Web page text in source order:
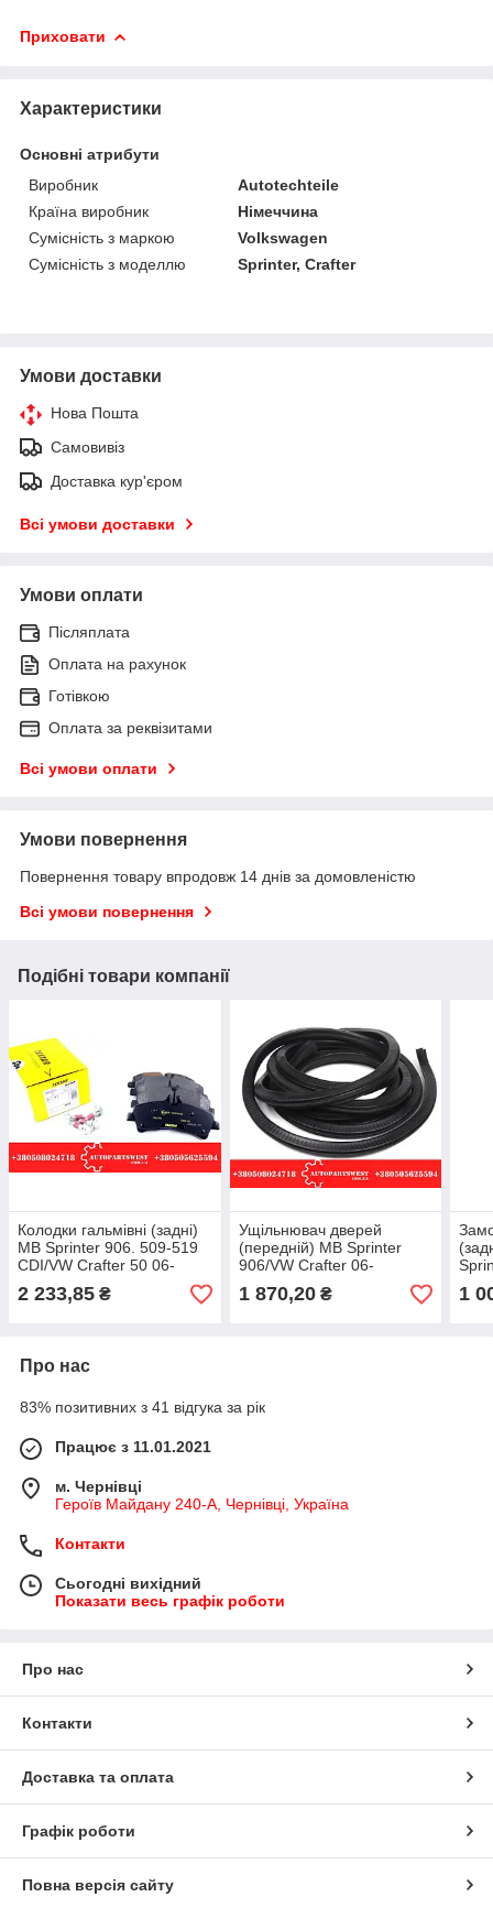
Приховати
Характеристики
Основні атрибути
Виробник
Autotechteile
Країна виробник
Німеччина
Сумісність з маркою
Volkswagen
Сумісність з моделлю
Sprinter, Crafter
Умови доставки
Нова Пошта
Самовивіз
Доставка кур'єром
Всі умови доставки
Умови оплати
Післяплата
Оплата на рахунок
Готівкою
Оплата за реквізитами
Всі умови оплати
Умови повернення
Повернення товару впродовж 14 днів за домовленістю
Всі умови повернення
Подібні товари компанії
Колодки гальмівні (задні)
MB Sprinter 906. 509-519
CDI/VW Crafter 50 06-
(спарка) (Bosch). TEXTAR
2 233,85 ₴
Ущільнювач дверей
(передній) MB Sprinter
906/VW Crafter 06-
AUTOTECHTEILE
1 870,20₴
06-
1
Про нас
83% позитивних з 41 відгука за рік
Працює з 11.01.2021
м. Чернівці
Героїв Майдану 240-А, Чернівці, Україна
Контакти
Сьогодні вихідний
Показати весь графік роботи
Про нас
Контакти
Доставка та оплата
Графік роботи
Повна версія сайту